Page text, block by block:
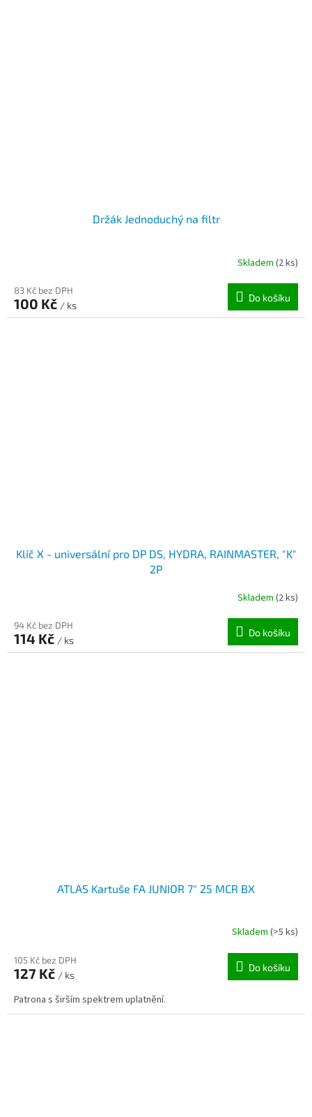
Držák Jednoduchý na filtr
Skladem (2 ks)
83 Kč bez DPH
100 Kč / ks
Do košíku
Klíč X - universální pro DP DS, HYDRA, RAINMASTER, "K"
2P
Skladem (2 ks)
94 Kč bez DPH
114 Kč / ks
Do košíku
ATLAS Kartuše FA JUNIOR 7" 25 MCR BX
Skladem (>5 ks)
105 Kč bez DPH
127 Kč / ks
Do košíku
Patrona s širším spektrem uplatnění.